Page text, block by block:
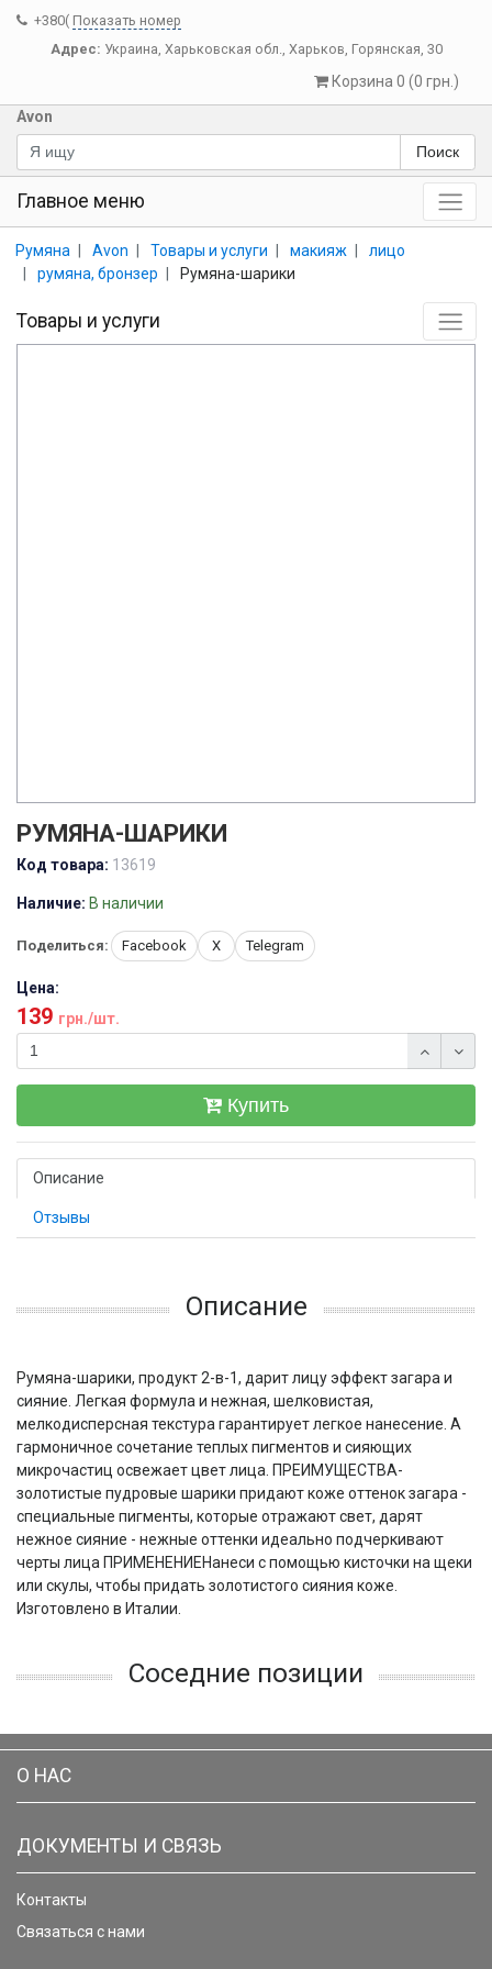
+380( Показать номер
Адрес: Украина, Харьковская обл., Харьков, Горянская, 30
Корзина 0 (0 грн.)
Avon
Поиск
Главное меню
Румяна Avon Товары и услуги макияж
лицо
румяна, бронзер
Румяна-шарики
Товары и услуги
РУМЯНА-ШАРИКИ
Код товара: 13619
Наличие: В наличии
Поделиться: Facebook X Telegram
Цена:
139 грн./шт.
Купить
Описание
Отзывы
Описание
Румяна-шарики, продукт 2-в-1, дарит лицу эффект загара и
сияние. Легкая формула и нежная, шелковистая,
мелкодисперсная текстура гарантирует легкое нанесение. А
гармоничное сочетание теплых пигментов и сияющих
микрочастиц освежает цвет лица. ПРЕИМУЩЕСТВА-
золотистые пудровые шарики придают коже оттенок загара -
специальные пигменты, которые отражают свет, дарят
нежное сияние - нежные оттенки идеально подчеркивают
черты лица ПРИМЕНЕНИЕНанеси с помощью кисточки на щеки
или скулы, чтобы придать золотистого сияния коже.
Изготовлено в Италии.
Соседние позиции
О НАС
ДОКУМЕНТЫ И СВЯЗЬ
Контакты
Связаться с нами